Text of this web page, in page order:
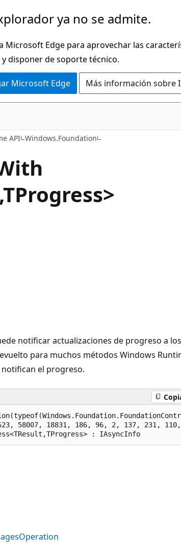
ya no se admite.
Microsoft Edge para aprovechar las
y disponer de soporte técnico.
Microsoft Edge Más información sobre
API Windows.Foundation
notificar actualizaciones de progreso a los
para muchos métodos Windows
el progreso.
58007, 18831, 186, 96, 2, 137, 231,
: IAsyncInfo